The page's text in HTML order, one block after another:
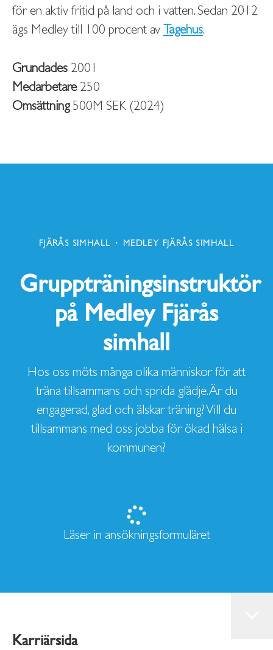
för en aktiv fritid på land och i vatten. Sedan 2012
ägs Medley till 100 procent av Tagehus.
Grundades 2001
Medarbetare 250
Omsättning500M SEK (2024)
FJÄRÅS SIMHALL · MEDLEY FJÄRÅS SIMHALL
Gruppträningsinstruktör
på Medley Fjärås
simhall
Hos oss möts många olika människor för att
träna tillsammans och sprida glädje. Är du
engagerad, glad och älskar träning? Vill du
tillsammans med oss jobba för ökad hälsa i
kommunen?
Läser in ansökningsformuläret
Karriärsida